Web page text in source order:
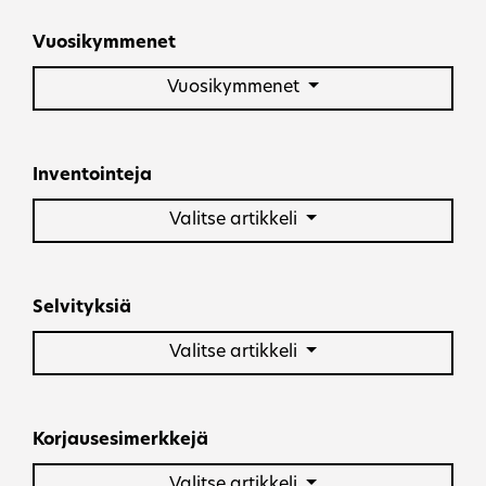
Vuosikymmenet
Vuosikymmenet
Inventointeja
Valitse artikkeli
Selvityksiä
Valitse artikkeli
Korjausesimerkkejä